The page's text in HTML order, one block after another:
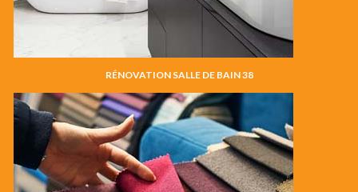
RÉNOVATION SALLE DE BAIN 38